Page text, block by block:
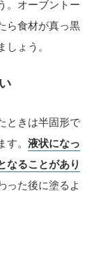
。オーブントー
ら食材が真っ黒
ょう。
ときは半固形で
。 液状になっ
なることがあり
った後に塗るよ